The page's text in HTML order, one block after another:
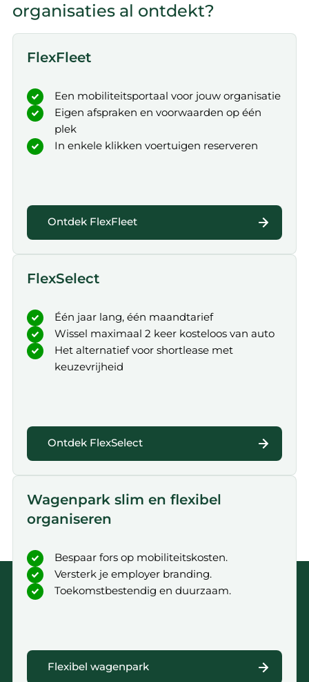
organisaties al ontdekt?
FlexFleet
Een mobiliteitsportaal voor jouw organisatie
Eigen afspraken en voorwaarden op één
plek
In enkele klikken voertuigen reserveren
Ontdek FlexFleet
FlexSelect
Één jaar lang, één maandtarief
Wissel maximaal 2 keer kosteloos van auto
Het alternatief voor shortlease met
keuzevrijheid
Ontdek FlexSelect
Wagenpark slim en flexibel
organiseren
Bespaar fors op mobiliteitskosten.
Versterk je employer branding.
Toekomstbestendig en duurzaam.
Flexibel wagenpark